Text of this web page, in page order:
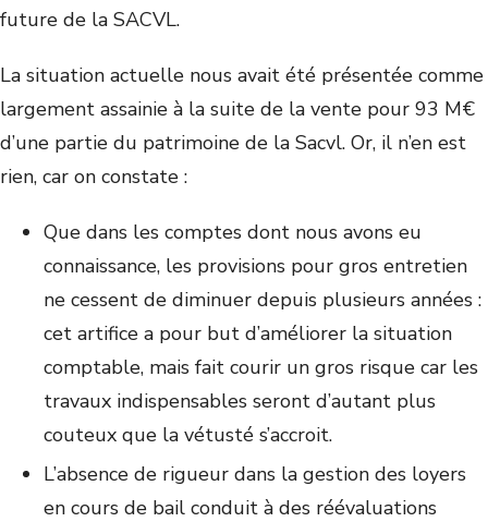
future de la SACVL.
La situation actuelle nous avait été présentée comme
largement assainie à la suite de la vente pour 93 M€
d’une partie du patrimoine de la Sacvl. Or, il n’en est
rien, car on constate :
Que dans les comptes dont nous avons eu
connaissance, les provisions pour gros entretien
ne cessent de diminuer depuis plusieurs années :
cet artifice a pour but d’améliorer la situation
comptable, mais fait courir un gros risque car les
travaux indispensables seront d’autant plus
couteux que la vétusté s’accroit.
L’absence de rigueur dans la gestion des loyers
en cours de bail conduit à des réévaluations